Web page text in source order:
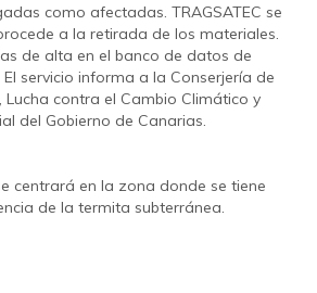
como afectadas. TRAGSATEC se
a la retirada de los materiales.
de alta en el banco de datos de
servicio informa a la Conserjería de
Lucha contra el Cambio Climático y
del Gobierno de Canarias.
centrará en la zona donde se tiene
de la termita subterránea.